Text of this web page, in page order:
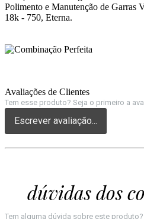
Polimento e Manutenção de Garras
18k - 750, Eterna.
Avaliações de Clientes
Tem esse produto? Seja o primeiro a
Escrever avaliação...
dúvidas dos
Tem alguma dúvida sobre este